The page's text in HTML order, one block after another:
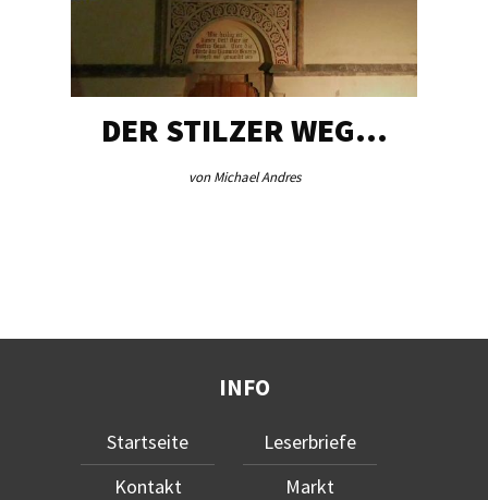
DER STILZER WEG…
von Michael Andres
INFO
Startseite
Kontakt
Leserbriefe
Markt